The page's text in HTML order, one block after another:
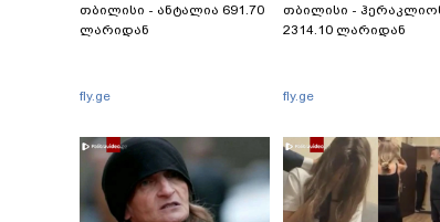
თბილისი - ანტალია 691.70
ლარიდან
fly.ge
თბილისი -
2314.10 ლარიდან
fly.ge